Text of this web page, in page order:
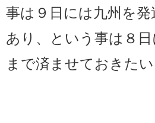
事は９日には九州を
あり、という事は８
まで済ませておきたい